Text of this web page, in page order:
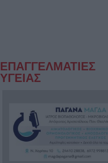
ΕΠΑΓΓΕΛΜΑΤΙΕΣ
ΥΓΕΙΑΣ